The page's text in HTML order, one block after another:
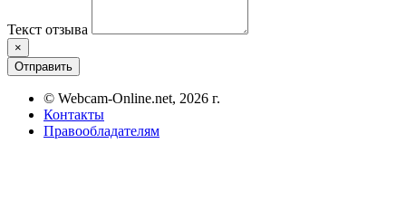
Текст отзыва
×
Отправить
© Webcam-Online.net, 2026 г.
Контакты
Правообладателям